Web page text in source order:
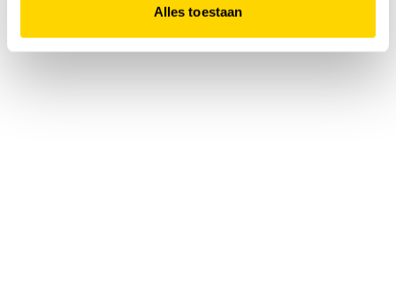
Alles toestaan